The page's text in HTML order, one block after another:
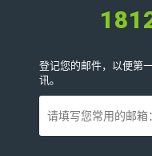
登记您的邮件，以便第
讯。